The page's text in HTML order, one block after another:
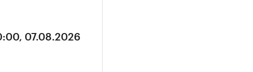
07.08.2026